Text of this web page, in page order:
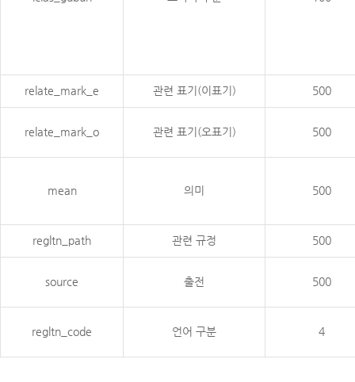
relate_mark_e 관련 표기(이표기) 500
relate_mark_o 관련 표기(오표기) 500
mean 의미 500
regltn_path 관련 규정 500
source 출전 500
regltn_code 언어 구분 4